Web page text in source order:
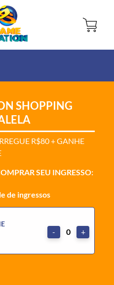
SHOPPING
R$80 + GANHE
SEU INGRESSO:
de ingressos
- 0 +